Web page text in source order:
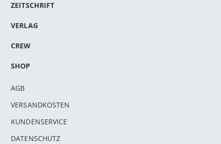
ZEITSCHRIFT
VERLAG
CREW
SHOP
AGB
VERSANDKOSTEN
KUNDENSERVICE
DATENSCHUTZ